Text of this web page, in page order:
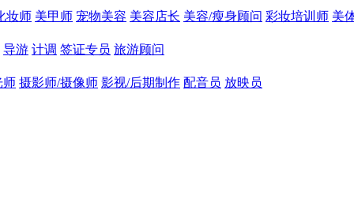
妆师 美甲师 宠物美容 美容店长 美容/瘦身顾问 彩妆培训师 美
导游 计调 签证专员 旅游顾问
师 摄影师/摄像师 影视/后期制作 配音员 放映员